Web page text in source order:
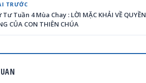
TRƯỚC
Tư Tuần 4 Mùa Chay : LỜI MẶC KHẢI VỀ QUYỀN
CỦA CON THIÊN CHÚA